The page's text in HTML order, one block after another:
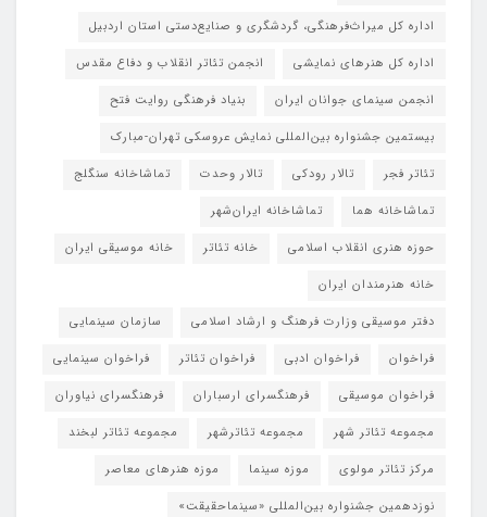
اداره کل میراث‌فرهنگی، گردشگری و صنایع‌دستی استان اردبیل
اداره کل هنرهای نمایشی
انجمن تئاتر انقلاب و دفاع مقدس
انجمن سینمای جوانان ایران
بنیاد فرهنگی روایت فتح
بیستمین جشنواره بین‌المللی نمایش عروسکی تهران-مبارک
تئاتر فجر
تالار رودکی تالار وحدت
تماشاخانه سنگلج
تماشاخانه هما
تماشاخانه‌ ایران‌شهر
حوزه هنری انقلاب اسلامی
خانه تئاتر
خانه موسیقی ایران
خانه هنرمندان ایران
دفتر موسیقی وزارت فرهنگ و ارشاد اسلامی
سازمان سینمایی
فراخوان
فراخوان ادبی فراخوان تئاتر
فراخوان سینمایی
فراخوان موسیقی
فرهنگسرای ارسباران
فرهنگسرای نیاوران
مجموعه تئاتر شهر
مجموعه تئاترشهر
مجموعه تئاتر لبخند
مرکز تئاتر مولوی
موزه سینما
موزه هنرهای معاصر
نوزدهمین جشنواره بین‌المللی «سینماحقیقت»